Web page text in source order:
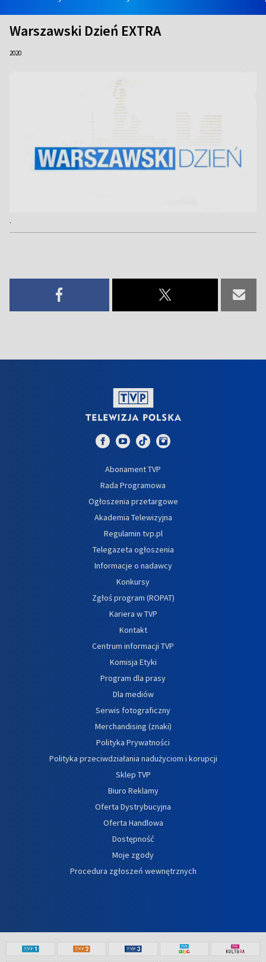
Warszawski Dzień EXTRA
2020
.
Abonament TVP
Rada Programowa
Ogłoszenia przetargowe
Akademia Telewizyjna
Regulamin tvp.pl
Telegazeta ogłoszenia
Informacje o nadawcy
Konkursy
Zgłoś program (ROPAT)
Kariera w TVP
Kontakt
Centrum informacji TVP
Komisja Etyki
Program dla prasy
Dla mediów
Serwis fotograficzny
Merchandising (znaki)
Polityka Prywatności
Polityka przeciwdziałania nadużyciom i korupcji
Sklep TVP
Biuro Reklamy
Oferta Dystrybucyjna
Oferta Handlowa
Dostępność
Moje zgody
Procedura zgłoszeń wewnętrznych